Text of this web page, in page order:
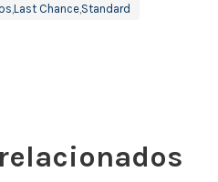
,Last Chance Standard